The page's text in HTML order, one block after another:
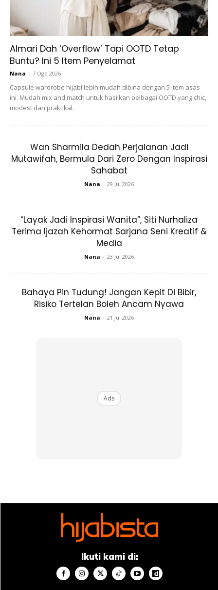
Bahan kandungan hidrokuinon boleh menyebabkan
hipersensitiviti. Ia juga boleh menghalang proses pigmentasi
(depigmentasi), yang mengurangkan keupayaan kulit untuk
dilindungi daripada sinaran UV yang berbahaya,
meningkatkan risiko kanser kulit.
membahayakan kesihatan seseorang,” kata Dr Noor
Hisham dalam satu kenyataan pada Ahad, 23 Okt.
“Ia boleh diserap ke dalam badan dan menyebabkan
kerosakan pada buah pinggang dan sistem saraf, serta
mengganggu perkembangan otak kanak-kanak kecil atau
belum lahir, selain menyebabkan ruam, kerengsaan dan
perubahan lain pada kulit.
Almari Dah ‘Overflow’ Tapi OOTD Tetap
Buntu? Ini 5 Item Penyelamat
Nana - 7 Ogo 2026
Capsule wardrobe hijabi lebih mudah dibina dengan 5 item asas
ini. Mudah mix and match untuk hasilkan pelbagai OOTD yang chic,
modest dan praktikal.
Wan Sharmila Dedah Perjalanan Jadi
Mutawifah, Bermula Dari Zero Dengan Inspirasi
Sahabat
Nana - 29 Jul 2026
“Layak Jadi Inspirasi Wanita”, Siti Nurhaliza
Terima Ijazah Kehormat Sarjana Seni Kreatif &
Media
Nana - 23 Jul 2026
Bahaya Pin Tudung! Jangan Kepit Di Bibir,
Risiko Tertelan Boleh Ancam Nyawa
Nana - 21 Jul 2026
Ads
Ikuti kami di: